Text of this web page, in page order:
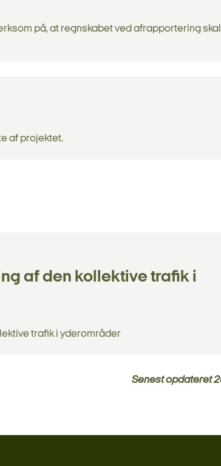
på, at regnskabet ved afrapportering
af projektet.
af den kollektive trafik i
trafik i yderområder
Senest opdateret